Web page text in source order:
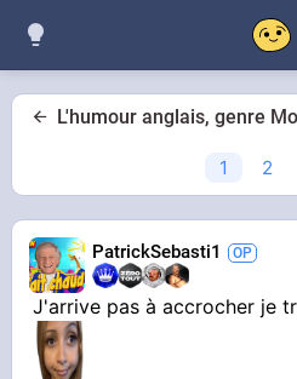
L'humour anglais, genre
1 2
PatrickSebasti1
J'arrive pas à accrocher je